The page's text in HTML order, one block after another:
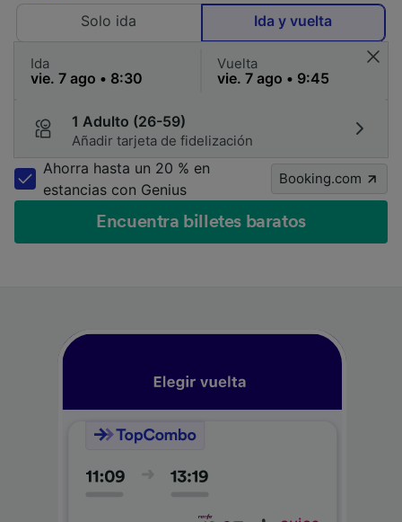
Solo ida
Ida y vuelta
Ida Vuelta
1 Adulto (26-59)
Añadir tarjeta de fidelización
Ahorra hasta un 20 % en
estancias con Genius
Booking.com
Encuentra billetes baratos